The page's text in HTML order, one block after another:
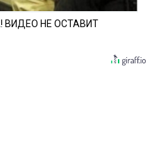
ВИДЕО НЕ ОСТАВИТ